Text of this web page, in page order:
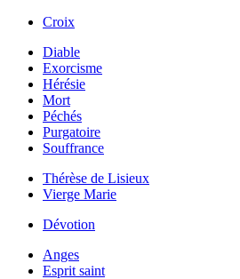
Croix
Diable
Exorcisme
Hérésie
Mort
Péchés
Purgatoire
Souffrance
Thérèse de Lisieux
Vierge Marie
Dévotion
Anges
Esprit saint